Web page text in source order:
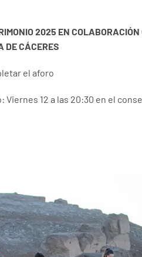
2025 EN COLABORACIÓN
DE CÁCERES
el aforo
Viernes 12 a las 20:30 en el